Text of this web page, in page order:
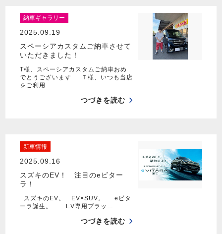
納車ギャラリー
2025.09.19
スペーシアカスタムご納車させて
いただきました！
T様、スペーシアカスタムご納車おめ
でとうございます Ｔ様、いつも当店
をご利用…
つづきを読む
新車情報
2025.09.16
スズキのEV！ 注目のeビター
ラ！
スズキのEV。 EV×SUV。 eビタ
ーラ誕生。 EV専用プラッ…
つづきを読む